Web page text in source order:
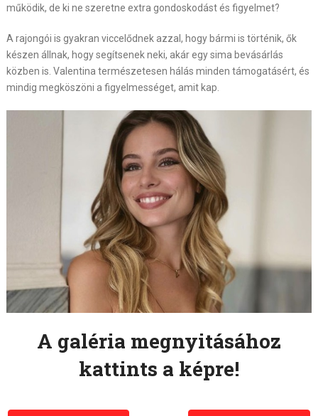
működik, de ki ne szeretne extra gondoskodást és figyelmet?
A rajongói is gyakran viccelődnek azzal, hogy bármi is történik, ők
készen állnak, hogy segítsenek neki, akár egy sima bevásárlás
közben is. Valentina természetesen hálás minden támogatásért, és
mindig megköszöni a figyelmességet, amit kap.
A galéria megnyitásához
kattints a képre!